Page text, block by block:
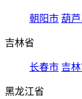
朝阳市 葫
吉林省
长春市 吉
黑龙江省